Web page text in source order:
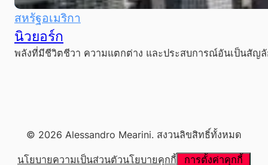
สหรัฐอเมริกา
นิวยอร์ก
พลังที่มีชีวิตชีวา ความแตกต่าง และประสบการณ์อันเป็นสัญ
© 2026 Alessandro Mearini. สงวนลิขสิทธิ์ทั้งหมด
นโยบายความเป็นส่วนตัวนโยบายคุกกี้ การตั้งค่าคุกกี้